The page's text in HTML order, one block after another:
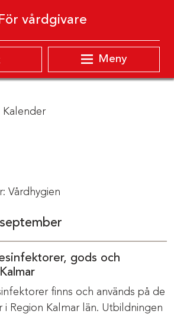
För vårdgivare
Meny
Kalender
Vårdhygien
gods och
finns och används på de
i Region Kalmar län. Utbildningen